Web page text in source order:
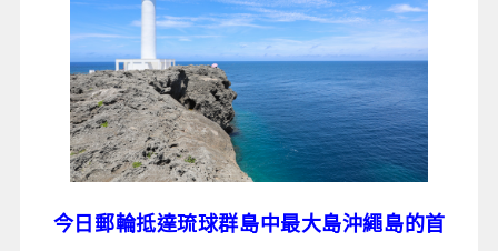
今日郵輪抵達琉球群島中最大島沖繩島的首